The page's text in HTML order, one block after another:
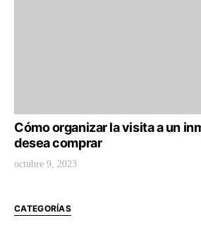
Cómo organizar la visita a un
desea comprar
octubre 9, 2023
CATEGORÍAS